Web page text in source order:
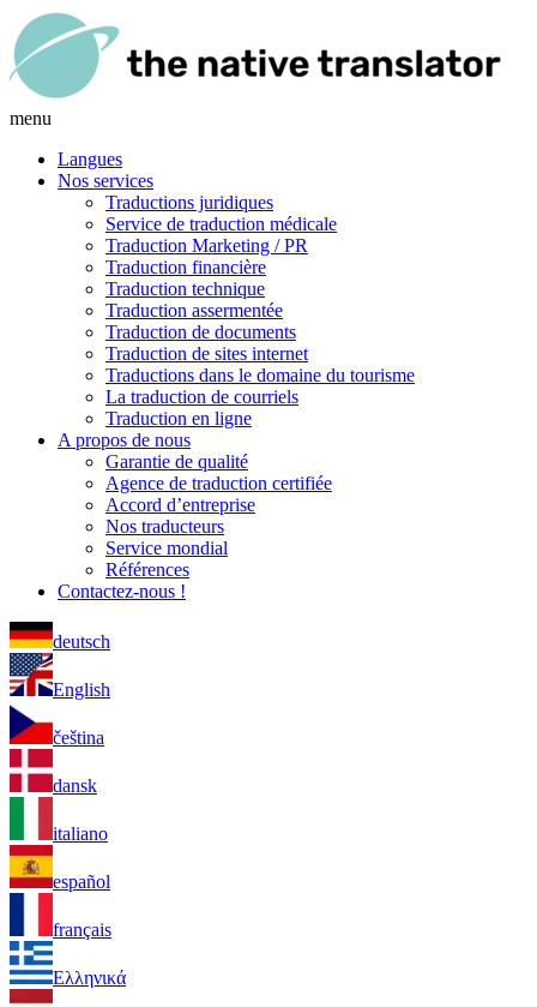
menu
Langues
Nos services
Traductions juridiques
Service de traduction médicale
Traduction Marketing / PR
Traduction financière
Traduction technique
Traduction assermentée
Traduction de documents
Traduction de sites internet
Traductions dans le domaine du tourisme
La traduction de courriels
Traduction en ligne
A propos de nous
Garantie de qualité
Agence de traduction certifiée
Accord d’entreprise
Nos traducteurs
Service mondial
Références
Contactez-nous !
deutsch
English
čeština
dansk
italiano
español
français
Ελληνικά